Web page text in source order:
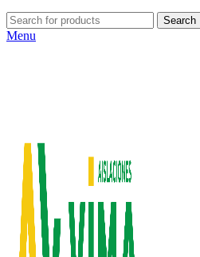
Search
Menu